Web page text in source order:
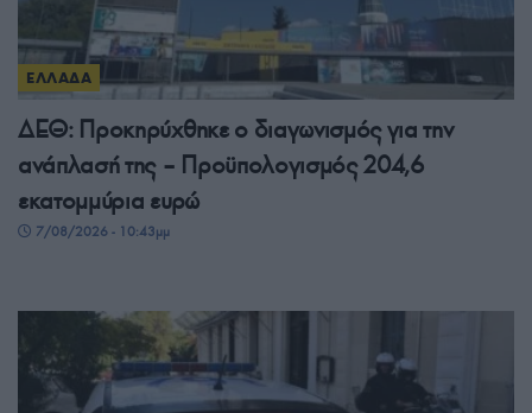
ΕΛΛΑΔΑ
ΔΕΘ: Προκηρύχθηκε ο διαγωνισμός για την
ανάπλασή της – Προϋπολογισμός 204,6
εκατομμύρια ευρώ
7/08/2026 - 10:43μμ